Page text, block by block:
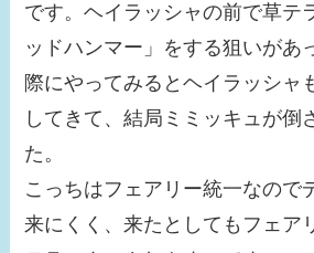
です。ヘイラッシャの前で草テ
ッドハンマー」をする狙いがあ
際にやってみるとヘイラッシャ
してきて、結局ミミッキュが倒
た。
こっちはフェアリー統一なので
来にくく、来たとしてもフェア